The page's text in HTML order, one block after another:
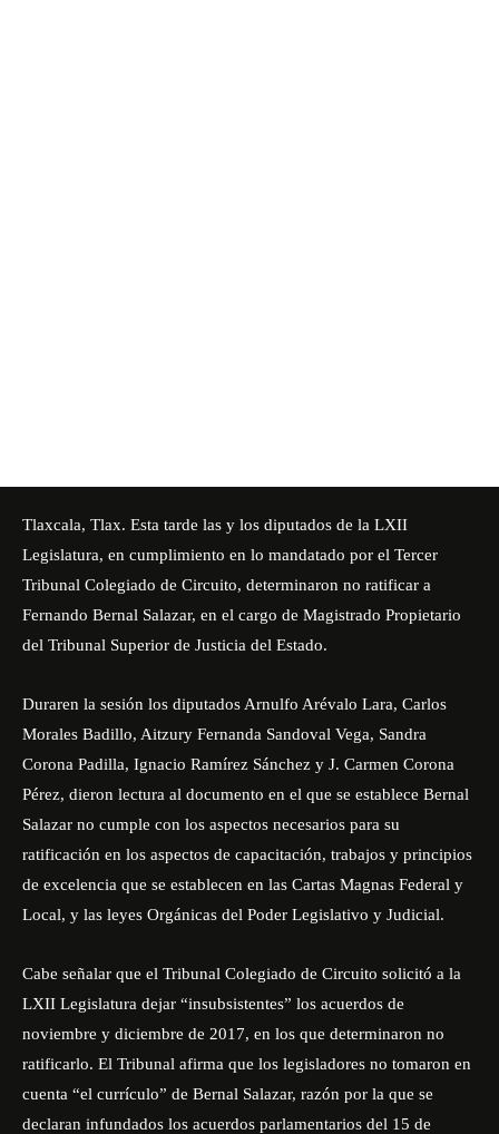
Tlaxcala, Tlax. Esta tarde las y los diputados de la LXII
Legislatura, en cumplimiento en lo mandatado por el Tercer
Tribunal Colegiado de Circuito, determinaron no ratificar a
Fernando Bernal Salazar, en el cargo de Magistrado Propietario
del Tribunal Superior de Justicia del Estado.
Duraren la sesión los diputados Arnulfo Arévalo Lara, Carlos
Morales Badillo, Aitzury Fernanda Sandoval Vega, Sandra
Corona Padilla, Ignacio Ramírez Sánchez y J. Carmen Corona
Pérez, dieron lectura al documento en el que se establece Bernal
Salazar no cumple con los aspectos necesarios para su
ratificación en los aspectos de capacitación, trabajos y principios
de excelencia que se establecen en las Cartas Magnas Federal y
Local, y las leyes Orgánicas del Poder Legislativo y Judicial.
Cabe señalar que el Tribunal Colegiado de Circuito solicitó a la
LXII Legislatura dejar “insubsistentes” los acuerdos de
noviembre y diciembre de 2017, en los que determinaron no
ratificarlo. El Tribunal afirma que los legisladores no tomaron en
cuenta “el currículo” de Bernal Salazar, razón por la que se
declaran infundados los acuerdos parlamentarios del 15 de